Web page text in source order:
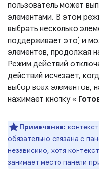
пользователь может
элементами. В этом
выбрать несколько
поддерживает это) и
элементов, продолжая
Режим действий
действий исчезает,
выбор всех элементов,
нажимает кнопку «
Примечание:
обязательно связана с
независимо, хотя
занимает место панели